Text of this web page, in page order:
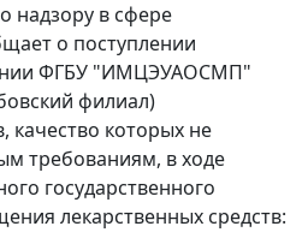
надзору в сфере
о поступлении
ФГБУ "ИМЦЭУАОСМП"
филиал)
качество которых не
требованиям, в ходе
государственного
лекарственных средств: